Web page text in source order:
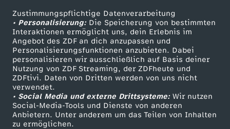
Zustimmungspflichtige Datenverarbeitung
• Personalisierung:Die Speicherung von bestimmten
Interaktionen ermöglicht uns, dein Erlebnis im
Angebot des ZDF an dich anzupassen und
Personalisierungsfunktionen anzubieten. Dabei
personalisieren wir ausschließlich auf Basis deiner
Nutzung von ZDF Streaming, der ZDFheute und
ZDFtivi. Daten von Dritten werden von uns nicht
verwendet.
• Social Media und externe Drittsysteme:Wir nutzen
Social-Media-Tools und Dienste von anderen
Anbietern. Unter anderem um das Teilen von Inhalten
zu ermöglichen.
Selbstgemachtes Knäckebrot
Herunterladen
191 KB (PDF)
Kaffeevariationen von Alessandro Metafune
Herunterladen
99 KB (PDF)
Linsen-Bowl mit gebackener Rote Bete